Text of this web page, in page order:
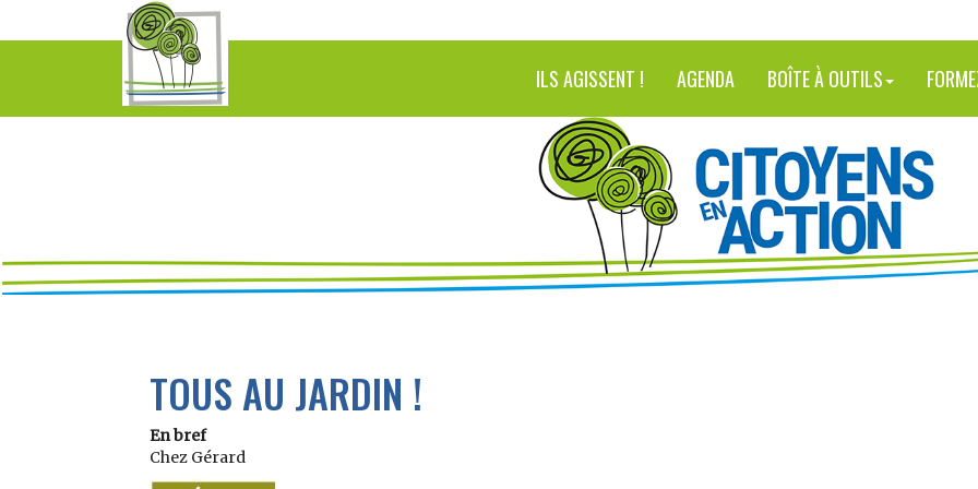
ILS AGISSENT ! AGENDA BOÎTE À OUTILS
TOUS AU JARDIN !
En bref
Chez Gérard